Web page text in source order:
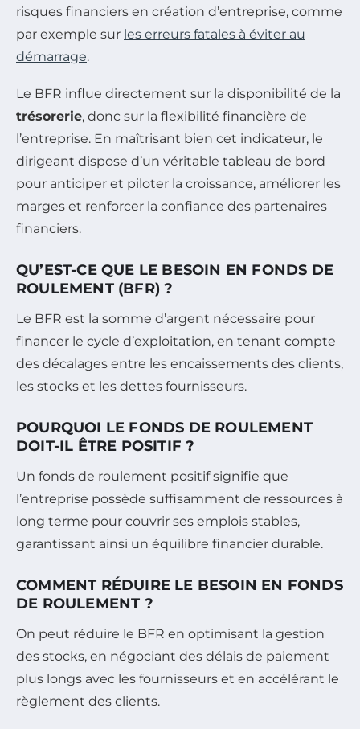
risques financiers en création d’entreprise, comme
par exemple sur les erreurs fatales à éviter au
démarrage.
Le BFR influe directement sur la disponibilité de la
trésorerie, donc sur la flexibilité financière de
l’entreprise. En maîtrisant bien cet indicateur, le
dirigeant dispose d’un véritable tableau de bord
pour anticiper et piloter la croissance, améliorer les
marges et renforcer la confiance des partenaires
financiers.
QU’EST-CE QUE LE BESOIN EN FONDS DE
ROULEMENT (BFR) ?
Le BFR est la somme d’argent nécessaire pour
financer le cycle d’exploitation, en tenant compte
des décalages entre les encaissements des clients,
les stocks et les dettes fournisseurs.
POURQUOI LE FONDS DE ROULEMENT
DOIT-IL ÊTRE POSITIF ?
Un fonds de roulement positif signifie que
l’entreprise possède suffisamment de ressources à
long terme pour couvrir ses emplois stables,
garantissant ainsi un équilibre financier durable.
COMMENT RÉDUIRE LE BESOIN EN FONDS
DE ROULEMENT ?
On peut réduire le BFR en optimisant la gestion
des stocks, en négociant des délais de paiement
plus longs avec les fournisseurs et en accélérant le
règlement des clients.